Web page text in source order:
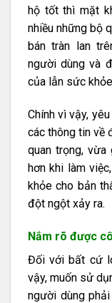
hộ tốt thì mặt
nhiều những bộ
bán tràn lan
người dùng và
của lẫn sức
Chính vì vậy,
các thông tin về
quan trọng,
hơn khi làm
khỏe cho bản
đột ngột xảy ra.
Nắm rõ được
Đối với bất cứ
vậy, muốn sử
người dùng